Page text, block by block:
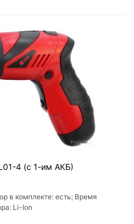
4 (с 1-им АКБ)
в комплекте: есть; Время
Li-Ion